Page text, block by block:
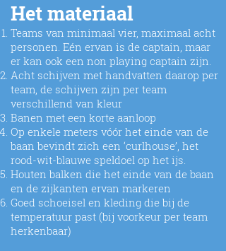
Het materiaal
Teams van minimaal vier, maximaal acht
personen. Eén ervan is de captain, maar
er kan ook een non playing captain zijn.
Acht schijven met handvatten daarop per
team, de schijven zijn per team
verschillend van kleur
Banen met een korte aanloop
Op enkele meters vóór het einde van de
baan bevindt zich een ‘curlhouse’, het
rood-wit-blauwe speldoel op het ijs.
Houten balken die het einde van de baan
en de zijkanten ervan markeren
Goed schoeisel en kleding die bij de
temperatuur past (bij voorkeur per team
herkenbaar)